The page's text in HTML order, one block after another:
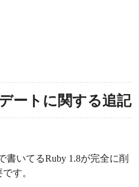
ートに関する追記
書いてるRuby 1.8が完全に削
す。